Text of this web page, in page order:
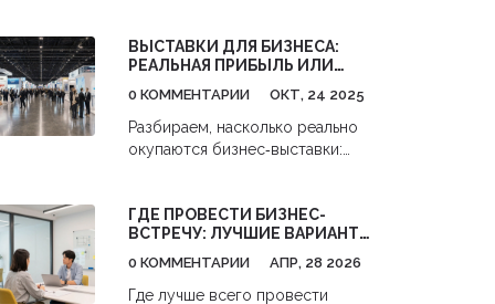
участия и свежих бизнес-
подхватить на конференциях. Всё
это с живыми примерами и
советами — без лишней воды.
мероприятия.
мастермайнд-групп. Узнайте, как
выбрать идеальный формат для
ваших целей.
ВЫСТАВКИ ДЛЯ БИЗНЕСА:
РЕАЛЬНАЯ ПРИБЫЛЬ ИЛИ
0 КОММЕНТАРИИ ОКТ, 24 2025
Разбираем, насколько реально
окупаются бизнес‑выставки:
подготовки.
ГДЕ ПРОВЕСТИ БИЗНЕС-
ВСТРЕЧУ: ЛУЧШИЕ ВАРИАНТЫ
КОНФЕРЕНЦИЙ
0 КОММЕНТАРИИ АПР, 28 2026
Где лучше всего провести